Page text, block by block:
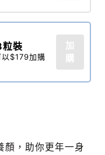
裝​
$179加購
加
購
顏，助你更年一身